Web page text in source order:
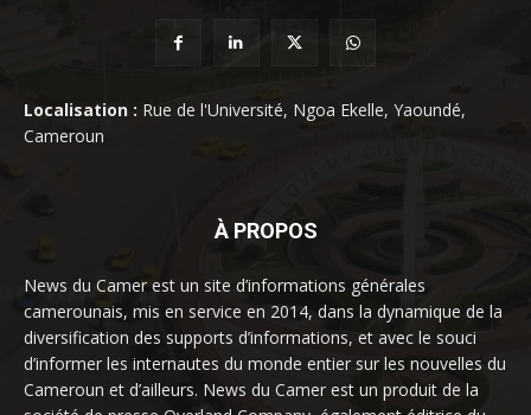
Localisation : Rue de l'Université, Ngoa Ekelle, Yaoundé,
Cameroun
À PROPOS
News du Camer est un site d’informations générales
camerounais, mis en service en 2014, dans la dynamique de la
diversification des supports d’informations, et avec le souci
d’informer les internautes du monde entier sur les nouvelles du
Cameroun et d’ailleurs. News du Camer est un produit de la